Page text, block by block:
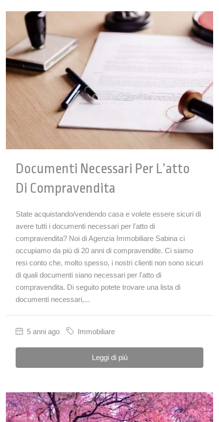
Documenti Necessari Per L’atto
Di Compravendita
State acquistando/vendendo casa e volete essere sicuri di
avere tutti i documenti necessari per l'atto di
compravendita? Noi di Agenzia Immobiliare Sabina ci
occupiamo da più di 20 anni di compravendite. Ci siamo
resi conto che, molto spesso, i nostri clienti non sono sicuri
di quali documenti siano necessari per l'atto di
compravendita. Di seguito potete trovare una lista di
documenti necessari,...
5 anni ago Immobiliare
Leggi di più